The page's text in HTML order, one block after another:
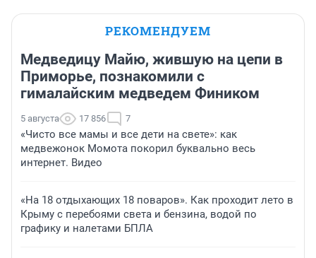
РЕКОМЕНДУЕМ
Медведицу Майю, жившую на цепи в
Приморье, познакомили с
гималайским медведем Фиником
5 августа 17 856 7
«Чисто все мамы и все дети на свете»: как
медвежонок Момота покорил буквально весь
интернет. Видео
«На 18 отдыхающих 18 поваров». Как проходит лето в
Крыму с перебоями света и бензина, водой по
графику и налетами БПЛА